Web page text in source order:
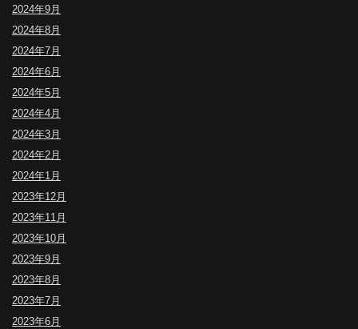
2024年9月
2024年8月
2024年7月
2024年6月
2024年5月
2024年4月
2024年3月
2024年2月
2024年1月
2023年12月
2023年11月
2023年10月
2023年9月
2023年8月
2023年7月
2023年6月